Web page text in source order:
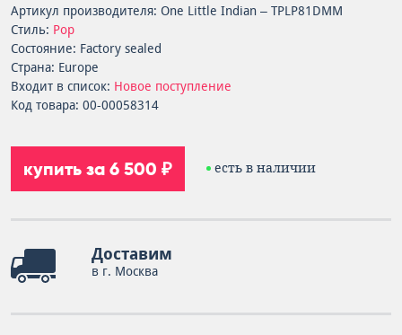
Артикул производителя: One Little Indian – TPLP81DMM
Стиль: Pop
Состояние: Factory sealed
Страна: Europe
Входит в список: Новое поступление
Код товара: 00-00058314
купить за 6 500 ₽ есть в наличии
Доставим
в г. Москва